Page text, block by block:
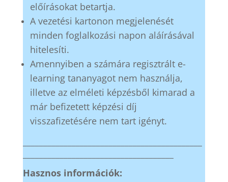
előírásokat betartja.
A vezetési kartonon megjelenését
minden foglalkozási napon aláírásával
hitelesíti.
Amennyiben a számára regisztrált e-
learning tananyagot nem használja,
illetve az elméleti képzésből kimarad a
már befizetett képzési díj
visszafizetésére nem tart igényt.
Hasznos információk: